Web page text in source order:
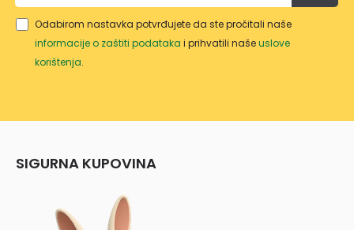
Odabirom nastavka potvrđujete da ste pročitali naše
informacije o zaštiti podataka i prihvatili našeuslove
korištenja.
SIGURNA KUPOVINA